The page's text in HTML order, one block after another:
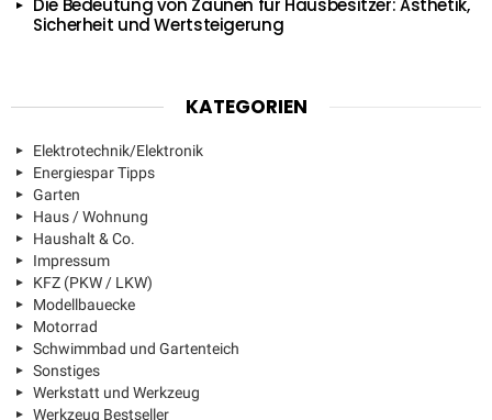
Die Bedeutung von Zäunen für Hausbesitzer: Ästhetik,
Sicherheit und Wertsteigerung
KATEGORIEN
Elektrotechnik/Elektronik
Energiespar Tipps
Garten
Haus / Wohnung
Haushalt & Co.
Impressum
KFZ (PKW / LKW)
Modellbauecke
Motorrad
Schwimmbad und Gartenteich
Sonstiges
Werkstatt und Werkzeug
Werkzeug Bestseller